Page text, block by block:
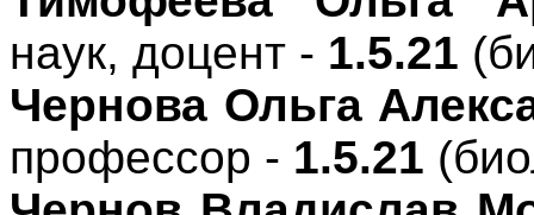
наук, доцент - 1.5.21
Чернова Ольга
профессор - 1.5.21